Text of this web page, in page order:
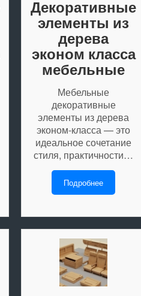
Декоративные
элементы из
дерева
эконом класса
мебельные
Мебельные
декоративные
элементы из дерева
эконом-класса — это
идеальное сочетание
стиля, практичности…
Подробнее